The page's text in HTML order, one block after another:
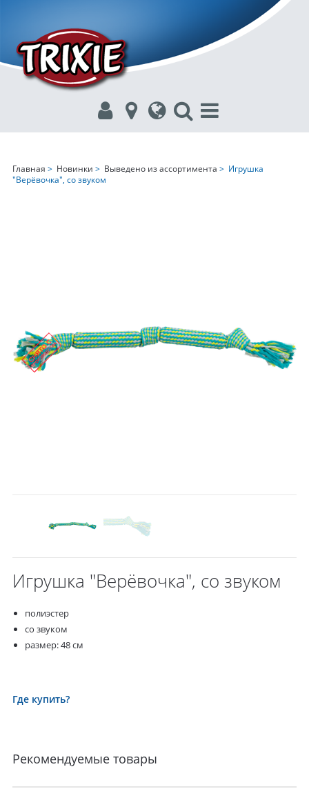
Главная > Новинки > Выведено из ассортимента > Игрушка
"Верёвочка", со звуком
Игрушка "Верёвочка", со звуком
полиэстер
со звуком
размер: 48 см
Где купить?
Рекомендуемые товары